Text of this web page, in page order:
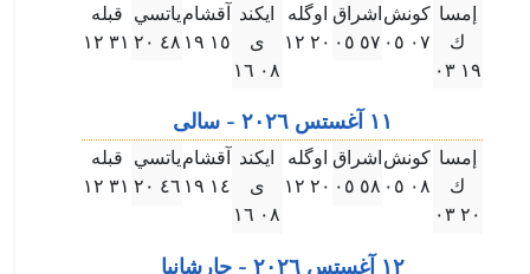
إمسا
ك
۱٩ ۰۳
كونش
۰٧ ۰٥
اشراق
٥٧ ۰٥
اوگله
۲۰ ۱۲
ايكند
ى
۰٨ ۱٦
آقشام
۱٥ ۱٩
ياتسي
٤٨ ۲۰
قبله
۳۱ ۱۲
۱۱ آغستس ۲۰۲٦ - سالى
إمسا
ك
۲۰ ۰۳
كونش
۰٨ ۰٥
اشراق
٥٨ ۰٥
اوگله
۲۰ ۱۲
ايكند
ى
۰٨ ۱٦
آقشام
۱٤ ۱٩
ياتسي
٤٦ ۲۰
قبله
۳۱ ۱۲
۱۲ آغستس ۲۰۲٦ - چارشانبا